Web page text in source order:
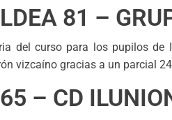
81 –
del curso para los pupilos
vizcaíno gracias a un parcial
– CD